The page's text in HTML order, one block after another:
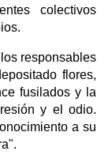
colectivos
responsables
flores,
fusilados y la
y el odio.
a su